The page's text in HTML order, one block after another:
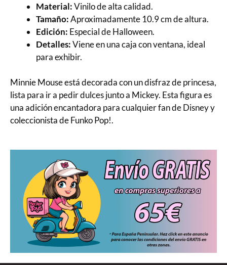
Material:Vinilo de alta calidad.
Tamaño:Aproximadamente 10.9 cm de altura.
Edición: Especial de Halloween.
Detalles:Viene en una caja con ventana, ideal
para exhibir.
Minnie Mouse está decorada con un disfraz de princesa,
lista para ir a pedir dulces junto a Mickey. Esta figura es
una adición encantadora para cualquier fan de Disney y
coleccionista de Funko Pop!.